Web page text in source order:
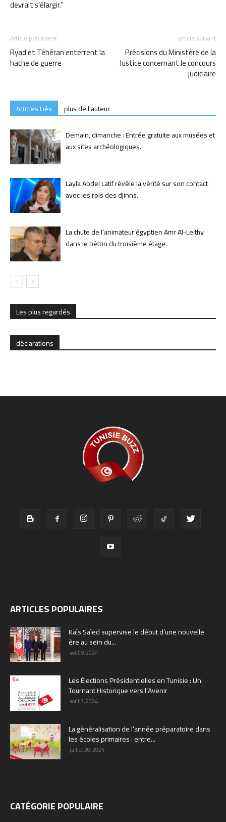
devrait s’élargir.”
Article précédent
Ryad et Téhéran enterrent la
hache de guerre
article suivant
Précisions du Ministère de la
Justice concernant le concours
judiciaire
Articles Liés
plus de l'auteur
Demain, dimanche : Entrée gratuite aux musées et
aux sites archéologiques.
Layla Abdel Latif révèle la vérité sur son contact
avec les rois des djinns.
La chute de l’animateur égyptien Amr Al-Leithy
dans le béton du troisième étage.
Les plus regardés
déclarations
ARTICLES POPULAIRES
Kaïs Saïed supervise le début d’une nouvelle
ère au sein du...
août 8, 2024
Les Élections Présidentielles en Tunisie : Un
Tournant Historique vers l’Avenir
août 7, 2024
La généralisation de l’année préparatoire dans
les écoles primaires : entre...
juillet 30, 2024
CATÉGORIE POPULAIRE